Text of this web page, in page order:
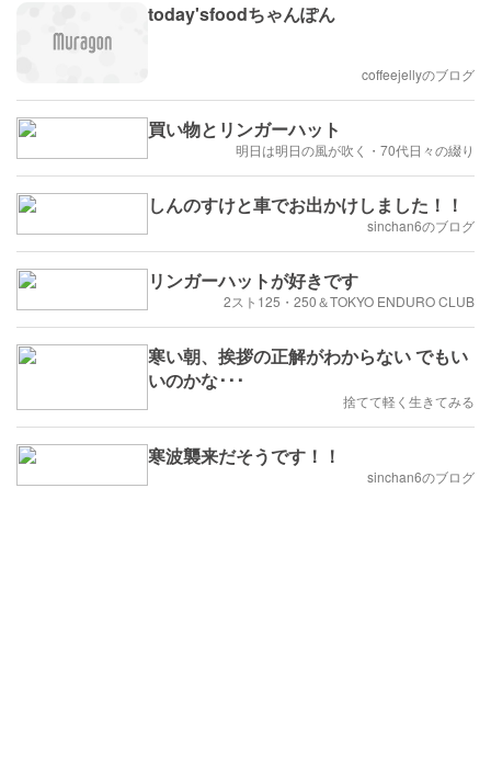
today'sfoodちゃんぽん
coffeejellyのブログ
買い物とリンガーハット
明日は明日の風が吹く・70代日々の綴り
しんのすけと車でお出かけしました！！
sinchan6のブログ
リンガーハットが好きです
2スト125・250＆TOKYO ENDURO CLUB
寒い朝、挨拶の正解がわからない でもい
いのかな･･･
捨てて軽く生きてみる
寒波襲来だそうです！！
sinchan6のブログ